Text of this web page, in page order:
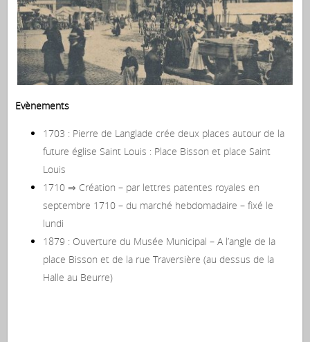
Evènements
1703 : Pierre de Langlade crée deux places autour de la
future église Saint Louis : Place Bisson et place Saint
Louis
1710 ⇒ Création – par lettres patentes royales en
septembre 1710 – du marché hebdomadaire – fixé le
lundi
1879 : Ouverture du Musée Municipal – A l’angle de la
place Bisson et de la rue Traversière (au dessus de la
Halle au Beurre)